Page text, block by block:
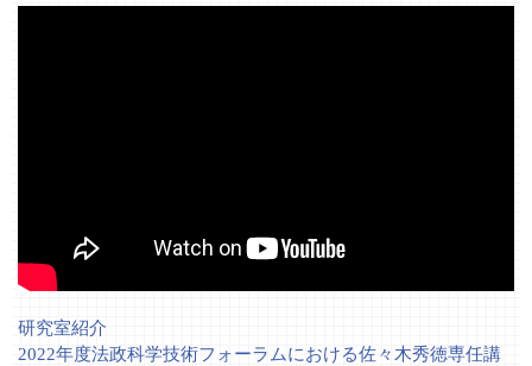
研究室紹介
2022年度法政科学技術フォーラムにおける佐々木秀徳専任講